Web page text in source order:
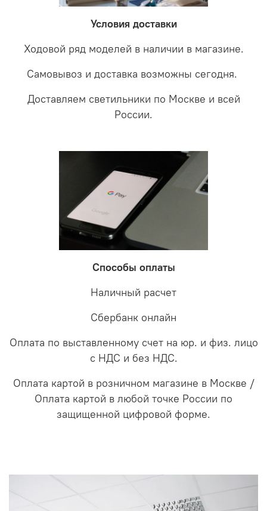
забудете что такое тусклость и недостаток освещения.
Условия доставки
Ходовой ряд моделей в наличии в магазине.
Самовывоз и доставка возможны сегодня.
Доставляем светильники по Москве и всей
России.
Способы оплаты
Наличный расчет
Сбербанк онлайн
Оплата по выставленному счет на юр. и физ. лицо
с НДС и без НДС.
Оплата картой в розничном магазине в Москве /
Оплата картой в любой точке России по
защищенной цифровой форме.